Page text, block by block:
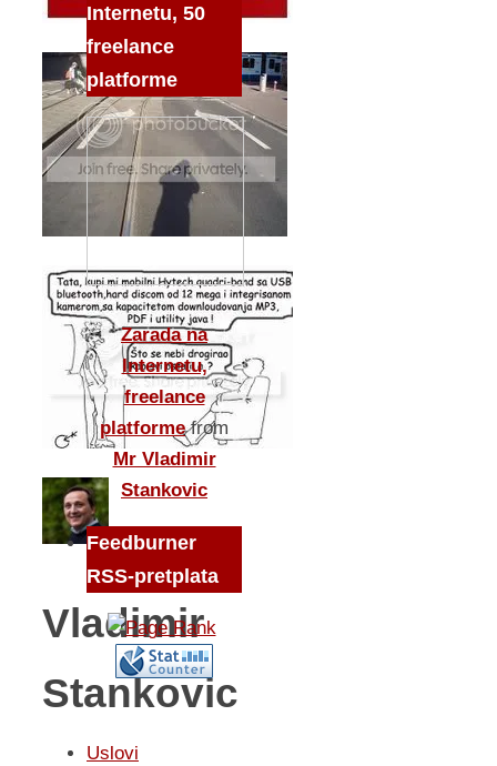
Vladimir
Stankovic
Internetu, 50
freelance
platforme
Zarada na
Internetu,
freelance
platforme from
Mr Vladimir
Stankovic
Feedburner
RSS-pretplata
Uslovi